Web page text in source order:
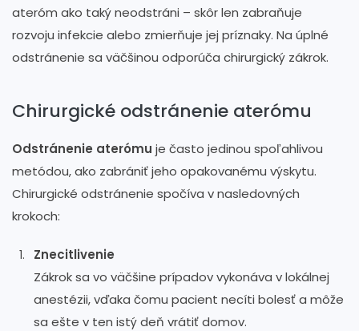
ateróm ako taký neodstráni – skôr len zabraňuje
rozvoju infekcie alebo zmierňuje jej príznaky. Na úplné
odstránenie sa väčšinou odporúča chirurgický zákrok.
Chirurgické odstránenie aterómu
Odstránenie aterómu je často jedinou spoľahlivou
metódou, ako zabrániť jeho opakovanému výskytu.
Chirurgické odstránenie spočíva v nasledovných
krokoch:
Znecitlivenie
Zákrok sa vo väčšine prípadov vykonáva v lokálnej
anestézii, vďaka čomu pacient necíti bolesť a môže
sa ešte v ten istý deň vrátiť domov.